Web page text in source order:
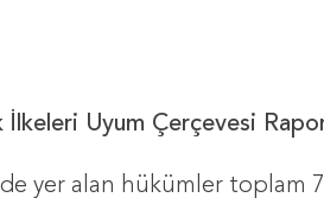
İlkeleri Uyum Çerçevesi
yer alan hükümler toplam